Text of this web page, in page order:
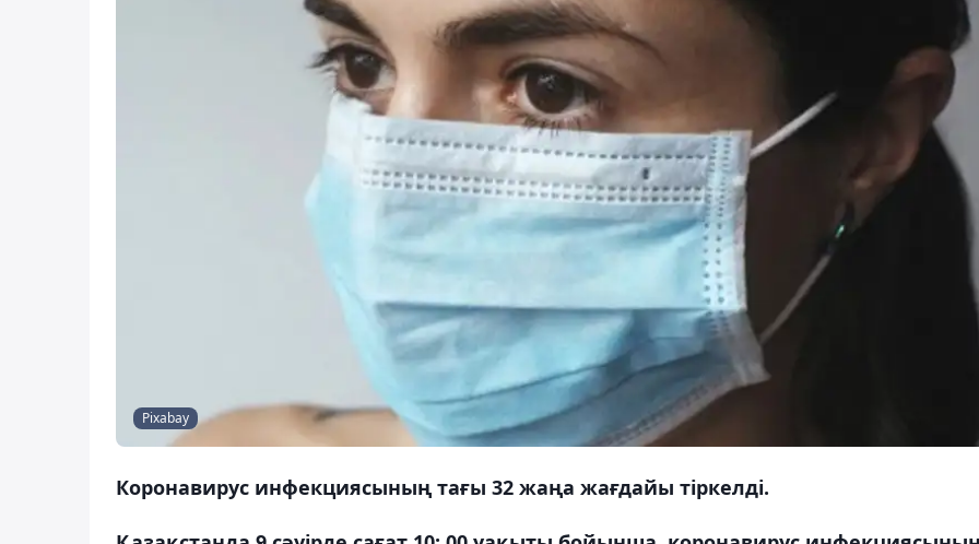
Pixabay
Коронавирус инфекциясының тағы 32 жаңа жағдайы тіркелді.